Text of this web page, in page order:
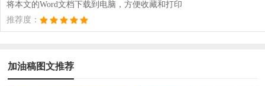
将本文的Word文档下载到电脑，方便收藏和打印
推荐度：
加油稿图文推荐